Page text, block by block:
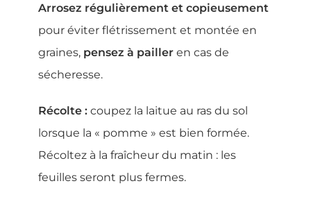
Arrosez régulièrement et copieusement
pour éviter flétrissement et montée en
graines, pensez à pailler en cas de
sécheresse.
Récolte : coupez la laitue au ras du sol
lorsque la « pomme » est bien formée.
Récoltez à la fraîcheur du matin : les
feuilles seront plus fermes.